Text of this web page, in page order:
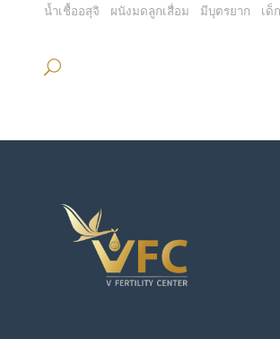
น้ำเชื้ออสุจิ
ผนังมดลูกเสื่อม มีบุตรยาก เด็